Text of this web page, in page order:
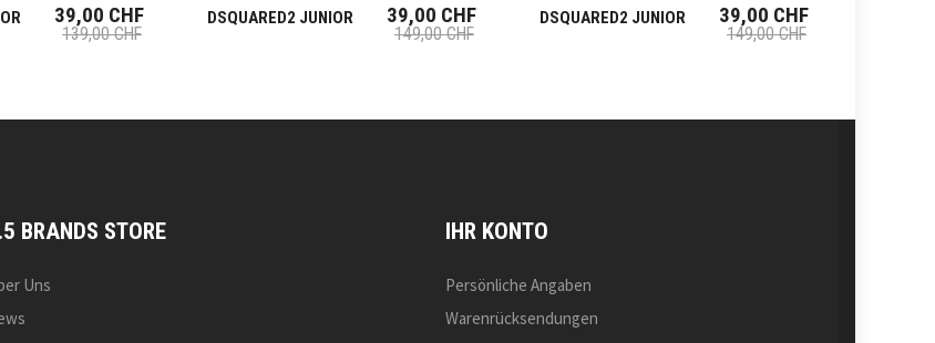
39,00 CHF
139,00 CHF
DSQUARED2 JUNIOR 39,00 CHF
149,00 CHF
DSQUARED2 JUNIOR 39,00 CHF
149,00 CHF
BRANDS STORE
Uns
IHR KONTO
Persönliche Angaben
Warenrücksendungen